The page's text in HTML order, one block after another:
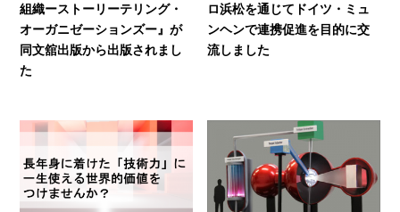
組織ーストーリーテリング・
オーガニゼーションズー』が
同文舘出版から出版されまし
た
ロ浜松を通じてドイツ・ミュ
ンヘンで連携促進を目的に交
流しました